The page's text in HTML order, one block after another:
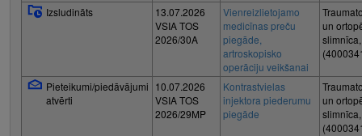
Izsludināts
13.07.2026
VSIA TOS
2026/30A
Vienreizlietojamo
medicīnas preču
piegāde,
artroskopisko
operāciju veikšanai
un
Pieteikumi/piedāvājumi
atvērti
10.07.2026
VSIA TOS
2026/29MP
Kontrastvielas
injektora piederumu
piegāde
un